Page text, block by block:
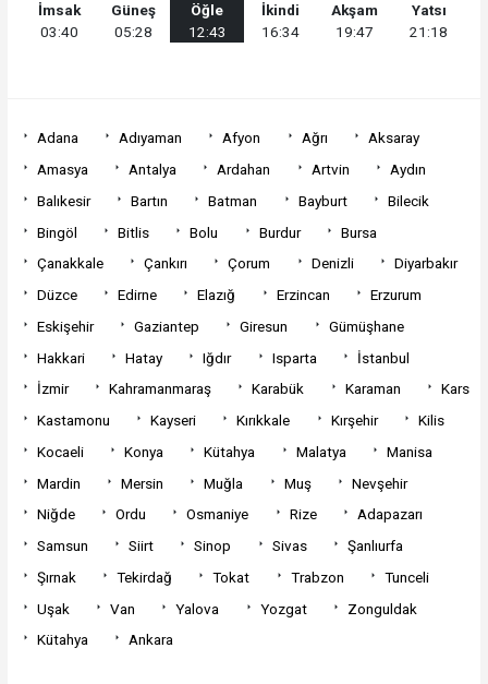
İmsak
03:40
Güneş
05:28
Öğle
12:43
İkindi
16:34
Akşam
19:47
Yatsı
21:18
Adana Adıyaman Afyon Ağrı
Aksaray
Amasya
Antalya Ardahan Artvin
Aydın
Balıkesir
Bartın Batman Bayburt
Bilecik
Bingöl
Bitlis Bolu Burdur
Bursa
Çanakkale
Çankırı Çorum Denizli
Diyarbakır
Düzce
Edirne Elazığ Erzincan
Erzurum
Eskişehir
Gaziantep Giresun
Gümüşhane
Hakkari
Hatay Iğdır Isparta
İstanbul
İzmir
Kahramanmaraş Karabük Karaman
Kars
Kastamonu
Kayseri Kırıkkale Kırşehir
Kilis
Kocaeli
Konya Kütahya Malatya
Manisa
Mardin
Mersin Muğla Muş
Nevşehir
Niğde
Ordu Osmaniye Rize
Adapazarı
Samsun
Siirt Sinop Sivas
Şanlıurfa
Şırnak
Tekirdağ Tokat Trabzon
Tunceli
Uşak
Van Yalova Yozgat
Zonguldak
Kütahya
Ankara